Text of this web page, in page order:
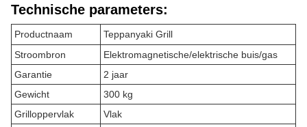
Technische parameters:
Productnaam
Teppanyaki Grill
Stroombron
Elektromagnetische/elektrische buis/gas
Garantie
2 jaar
Gewicht
300 kg
Grilloppervlak
Vlak